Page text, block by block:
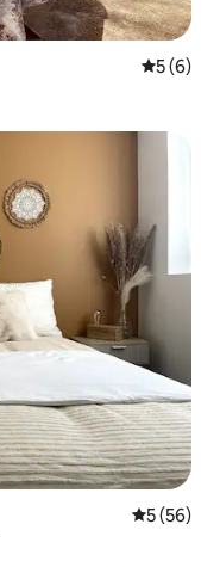
平均评分
5 (6)
平均评分
5 (56)